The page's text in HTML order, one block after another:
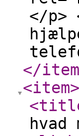
</p>
</item
<item>
hvad